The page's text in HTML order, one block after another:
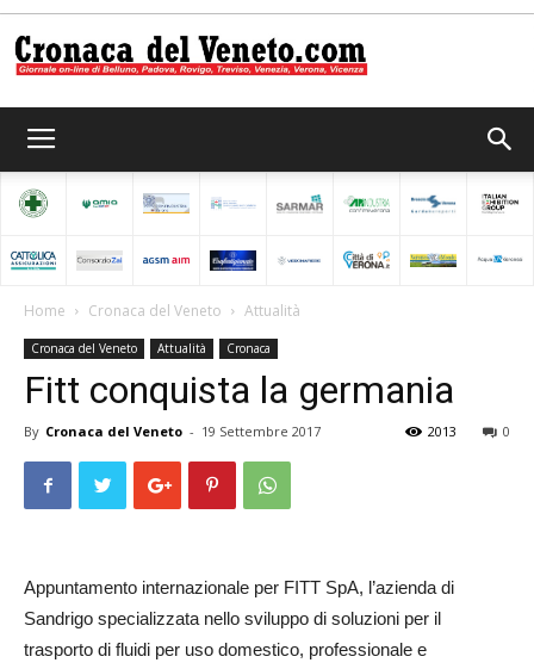
del
Veneto
Home Cronaca del Veneto Attualità
Cronaca del Veneto Attualità Cronaca
Fitt conquista la germania
By Cronaca del Veneto - 19 Settembre 2017 0
2013
Appuntamento internazionale per FITT SpA, l’azienda di
Sandrigo specializzata nello sviluppo di soluzioni per il
trasporto di fluidi per uso domestico, professionale e